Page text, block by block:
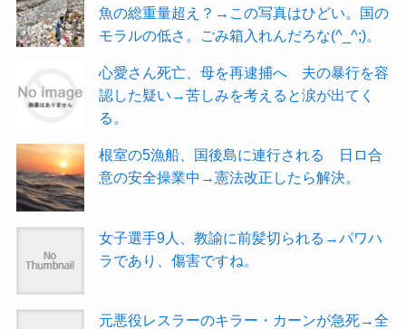
魚の総重量超え？→この写真はひどい。国の
モラルの低さ。ごみ箱入れんだろな(^_^;)。
心愛さん死亡、母を再逮捕へ 夫の暴行を容
認した疑い→苦しみを考えると涙が出てく
る。
根室の5漁船、国後島に連行される 日ロ合
意の安全操業中→憲法改正したら解決。
女子選手9人、教諭に前髪切られる→パワハ
ラであり、傷害ですね。
元悪役レスラーのキラー・カーンが急死→全